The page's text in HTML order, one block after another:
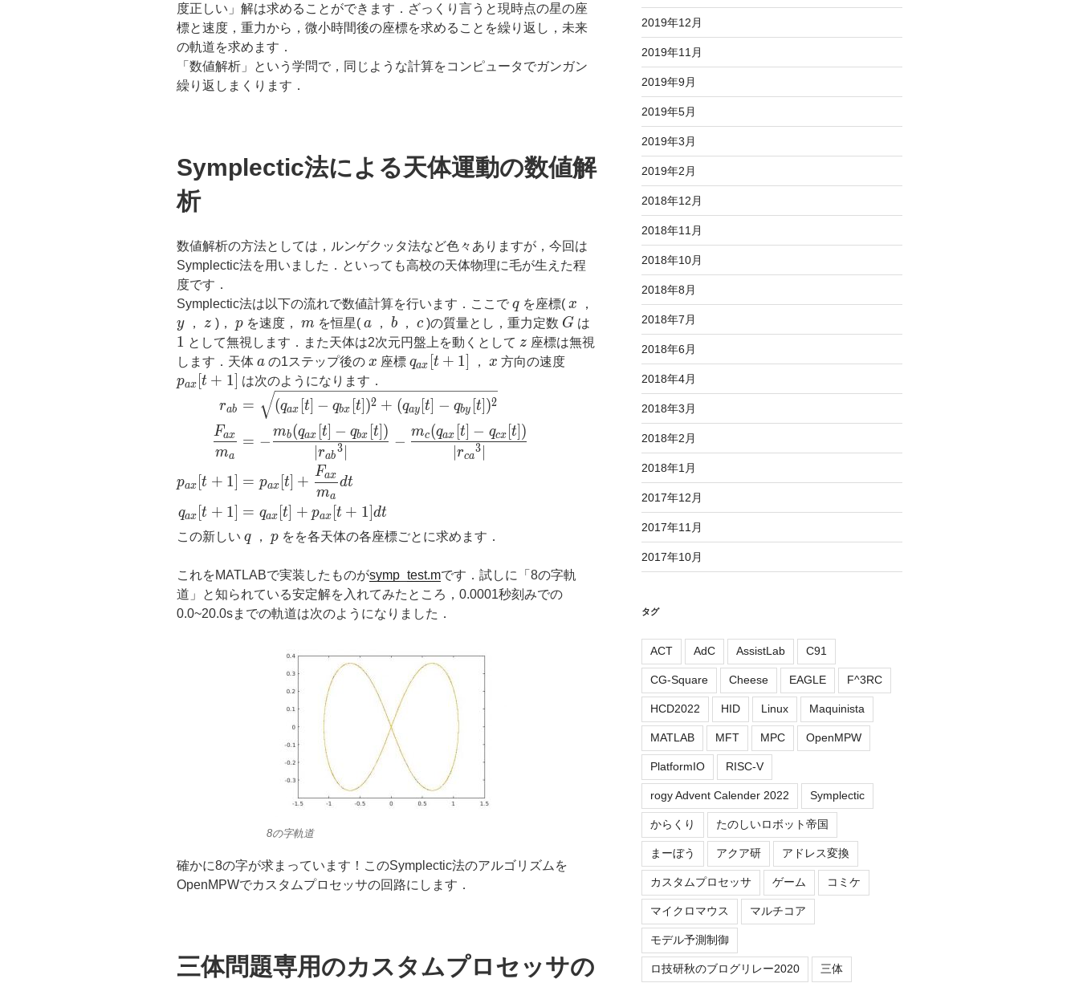
度正しい」解は求めることができます．ざっくり言うと現時点の星の座
標と速度，重力から，微小時間後の座標を求めることを繰り返し，未来
の軌道を求めます．
「数値解析」という学問で，同じような計算をコンピュータでガンガン
繰り返しまくります．
Symplectic法による天体運動の数値解
析
数値解析の方法としては，ルンゲクッタ法など色々ありますが，今回は
Symplectic法を用いました．といっても高校の天体物理に毛が生えた程
度です．
Symplectic法は以下の流れで数値計算を行います．ここで q
qを座標( x
x ，
y
y， z
z )， p
pを速度， m
m を恒星( a
a， b
b， c
c)の質量とし，重力定数 G
G は
1
1 として無視します．また天体は2次元円盤上を動くとして z
z 座標は無視
します．天体 a
a の1ステップ後の x
x 座標 q_{ax}[t+1]
qax [t + 1] ，x
x 方向の速度
p_{ax}[t+1]
pax [t + 1] は次のようになります．
\begin{aligned}r_{ab}&=\sqrt{(q_{ax}[t]-q_{bx}[t])^2+(q_{ay}[t]-q_{by}[t])^2}\\\frac{F_{ax}}{m_a}&=-\frac{m_b
rab
ma
Fax
pax [t + 1
qax [t + 1
= (qax t] − qbx [t )2 + (qay [t − qby t] )2
= −
∣rab
3
mb(qax [t] − qbx [t])
−
rca
3
mc(qax [t] − qcx [t])
= pax t] +
ma
Fax dt
= qax [t + pax [t + 1 dt
この新しい q
q， p
pをを各天体の各座標ごとに求めます．
これをMATLABで実装したものがsymp_test.mです．試しに「8の字軌
道」と知られている安定解を入れてみたところ，0.0001秒刻みでの
0.0~20.0sまでの軌道は次のようになりました．
8の字軌道
確かに8の字が求まっています！このSymplectic法のアルゴリズムを
OpenMPWでカスタムプロセッサの回路にします．
三体問題専用のカスタムプロセッサの
2019年12月
2019年11月
2019年9月
2019年5月
2019年3月
2019年2月
2018年12月
2018年11月
2018年10月
2018年8月
2018年7月
2018年6月
2018年4月
2018年3月
2018年2月
2018年1月
2017年12月
2017年11月
2017年10月
タグ
ACT AdC AssistLab C91
CG-Square Cheese EAGLE F^3RC
HCD2022 HID Linux Maquinista
MATLAB MFT MPC OpenMPW
PlatformIO RISC-V
rogy Advent Calender 2022 Symplectic
からくり たのしいロボット帝国
まーぼう アクア研 アドレス変換
カスタムプロセッサ ゲーム コミケ
マイクロマウス マルチコア
モデル予測制御
ロ技研秋のブログリレー2020 三体